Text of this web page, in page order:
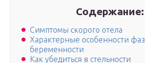
Содержание:
Симптомы скорого отела
Характерные особенности фаз
беременности
Как убедиться в стельности